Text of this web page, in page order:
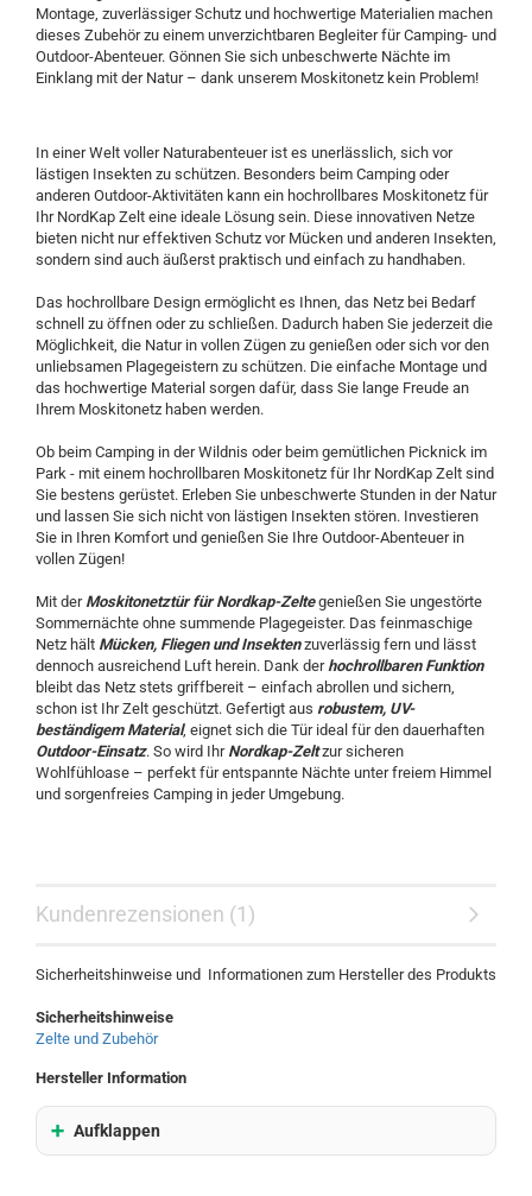
Montage, zuverlässiger Schutz und hochwertige Materialien machen
dieses Zubehör zu einem unverzichtbaren Begleiter für Camping- und
Outdoor-Abenteuer. Gönnen Sie sich unbeschwerte Nächte im
Einklang mit der Natur – dank unserem Moskitonetz kein Problem!
In einer Welt voller Naturabenteuer ist es unerlässlich, sich vor
lästigen Insekten zu schützen. Besonders beim Camping oder
anderen Outdoor-Aktivitäten kann ein hochrollbares Moskitonetz für
Ihr NordKap Zelt eine ideale Lösung sein. Diese innovativen Netze
bieten nicht nur effektiven Schutz vor Mücken und anderen Insekten,
sondern sind auch äußerst praktisch und einfach zu handhaben.
Das hochrollbare Design ermöglicht es Ihnen, das Netz bei Bedarf
schnell zu öffnen oder zu schließen. Dadurch haben Sie jederzeit die
Möglichkeit, die Natur in vollen Zügen zu genießen oder sich vor den
unliebsamen Plagegeistern zu schützen. Die einfache Montage und
das hochwertige Material sorgen dafür, dass Sie lange Freude an
Ihrem Moskitonetz haben werden.
Ob beim Camping in der Wildnis oder beim gemütlichen Picknick im
Park - mit einem hochrollbaren Moskitonetz für Ihr NordKap Zelt sind
Sie bestens gerüstet. Erleben Sie unbeschwerte Stunden in der Natur
und lassen Sie sich nicht von lästigen Insekten stören. Investieren
Sie in Ihren Komfort und genießen Sie Ihre Outdoor-Abenteuer in
vollen Zügen!
Mit der Moskitonetztür für Nordkap-Zeltegenießen Sie ungestörte
Sommernächte ohne summende Plagegeister. Das feinmaschige
Netz hält Mücken, Fliegen und Insektenzuverlässig fern und lässt
dennoch ausreichend Luft herein. Dank derhochrollbaren Funktion
bleibt das Netz stets griffbereit – einfach abrollen und sichern,
schon ist Ihr Zelt geschützt. Gefertigt aus robustem, UV-
beständigem Material, eignet sich die Tür ideal für den dauerhaften
Outdoor-Einsatz. So wird Ihr Nordkap-Zeltzur sicheren
Wohlfühloase – perfekt für entspannte Nächte unter freiem Himmel
und sorgenfreies Camping in jeder Umgebung.
Kundenrezensionen (1)
Sicherheitshinweise und Informationen zum Hersteller des Produkts
Sicherheitshinweise
Zelte und Zubehör
Hersteller Information
Aufklappen